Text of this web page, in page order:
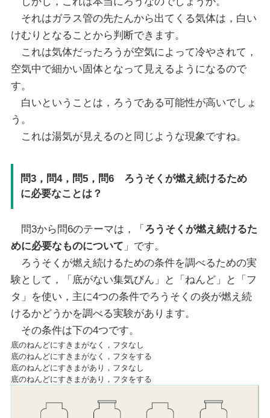
それはガラス管の先たんから出てくる気体は，白い
けむりとなることから判断できます。
これは気体だったろうが空気によって冷やされて，
空気中で細かい固体となって見えるようになるので
す。
白いということは，ろうである可能性が高いでしょ
う。
これは湯気が見えるのと同じような現象ですね。
問3，問4，問5，問6 ろうそくが燃え続けるため
に必要なことは？
問3から問6のテーマは，「 ろうそくが燃え続けるた
めに必要なものについて 」です。
ろうそくが燃え続けるための条件を調べるための実
験として，「底がない集気びん」と「ねんど」と「フ
タ」を使い，主に4つの条件でろうそくの炎が燃え続
けるかどうかを調べる実験があります。
その条件は下の4つです。
底のねんどにすきまがなく，フタなし
底のねんどにすきまがなく，フタをする
底のねんどにすきまがあり，フタなし
底のねんどにすきまがあり，フタをする